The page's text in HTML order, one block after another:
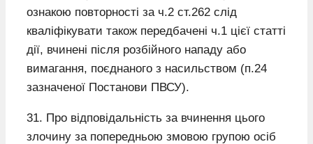
ознакою повторності за ч.2 ст.262 слід
кваліфікувати також передбачені ч.1 цієї статті
дії, вчинені після розбійного нападу або
вимагання, поєднаного з насильством (п.24
зазначеної Постанови ПВСУ).
31. Про відповідальність за вчинення цього
злочину за попередньою змовою групою осіб